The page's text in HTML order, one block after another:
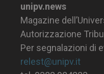
unipv.news
Magazine
Autorizzazione
Per segnalazioni di
relest@unipv.it